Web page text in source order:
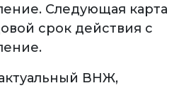
Следующая карта
срок действия с
ВНЖ,